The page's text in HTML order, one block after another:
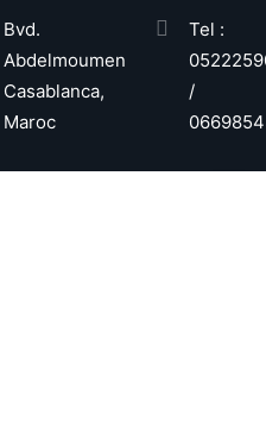
Bvd.
Abdelmoumen
Casablanca,
Maroc
Tel :
/